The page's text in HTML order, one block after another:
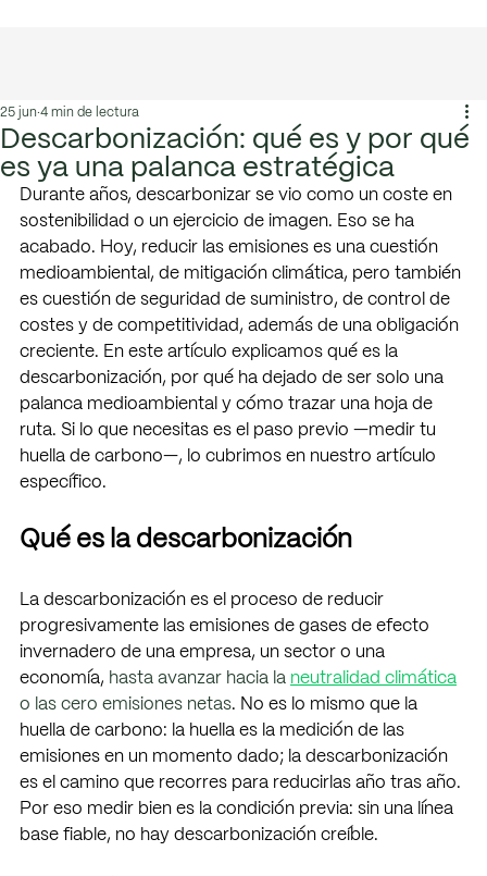
Descarbonización: qué es y por qué
es ya una palanca estratégica
25 jun 4 min de lectura
Durante años, descarbonizar se vio como un coste en
sostenibilidad o un ejercicio de imagen. Eso se ha
acabado. Hoy, reducir las emisiones es una cuestión
medioambiental, de mitigación climática, pero también
es cuestión de seguridad de suministro, de control de
costes y de competitividad, además de una obligación
creciente. En este artículo explicamos qué es la
descarbonización, por qué ha dejado de ser solo una
palanca medioambiental y cómo trazar una hoja de
ruta. Si lo que necesitas es el paso previo —medir tu
huella de carbono—, lo cubrimos en nuestro artículo
específico.
Qué es la descarbonización
La descarbonización es el proceso de reducir
progresivamente las emisiones de gases de efecto
invernadero de una empresa, un sector o una
economía, hasta avanzar hacia la neutralidad climática
o las cero emisiones netas. No es lo mismo que la
huella de carbono: la huella es la medición de las
emisiones en un momento dado; la descarbonización
es el camino que recorres para reducirlas año tras año.
Por eso medir bien es la condición previa: sin una línea
base fiable, no hay descarbonización creíble.